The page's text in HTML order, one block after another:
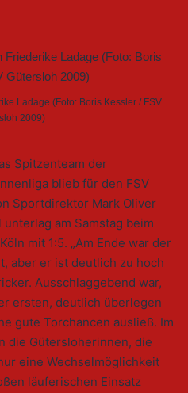
Ladage (Foto: Boris Kessler / FSV
2009)
Spitzenteam der
blieb für den FSV
Sportdirektor Mark Oliver
am Samstag beim
mit 1:5. „Am Ende war der
aber er ist deutlich zu hoch
Ausschlaggebend war,
ersten, deutlich überlegen
gute Torchancen ausließ. Im
die Gütersloherinnen, die
eine Wechselmöglichkeit
läuferischen Einsatz